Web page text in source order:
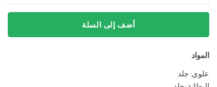
أضف إلى السلة
المواد
علوي: جلد